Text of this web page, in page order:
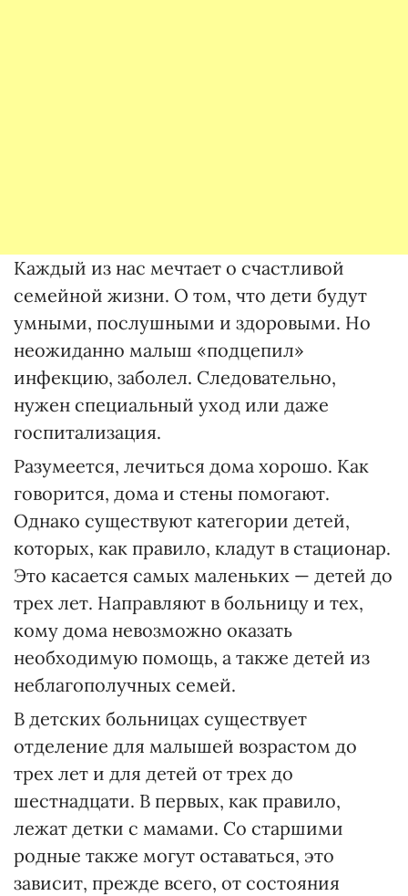
Каждый из нас мечтает о счастливой
семейной жизни. О том, что дети будут
умными, послушными и здоровыми. Но
неожиданно малыш «подцепил»
инфекцию, заболел. Следовательно,
нужен специальный уход или даже
госпитализация.
Разумеется, лечиться дома хорошо. Как
говорится, дома и стены помогают.
Однако существуют категории детей,
которых, как правило, кладут в стационар.
Это касается самых маленьких — детей до
трех лет. Направляют в больницу и тех,
кому дома невозможно оказать
необходимую помощь, а также детей из
неблагополучных семей.
В детских больницах существует
отделение для малышей возрастом до
трех лет и для детей от трех до
шестнадцати. В первых, как правило,
лежат детки с мамами. Со старшими
родные также могут оставаться, это
зависит, прежде всего, от состояния